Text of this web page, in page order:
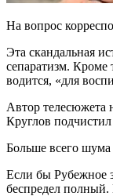
На вопрос
Эта скандальная
сепаратизм. Кроме
водится, «для
Автор телесюжета
Круглов
Больше всего
Если бы Рубежное
беспредел полный.